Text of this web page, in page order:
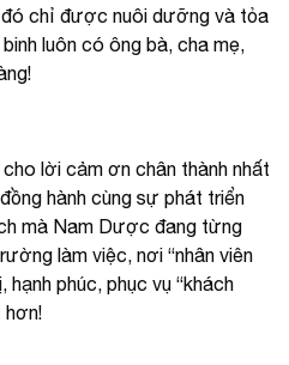
đó chỉ được nuôi dưỡng và tỏa
luôn có ông bà, cha mẹ,
lời cảm ơn chân thành nhất
hành cùng sự phát triển
mà Nam Dược đang từng
làm việc, nơi “nhân viên
hạnh phúc, phục vụ “khách
hơn!